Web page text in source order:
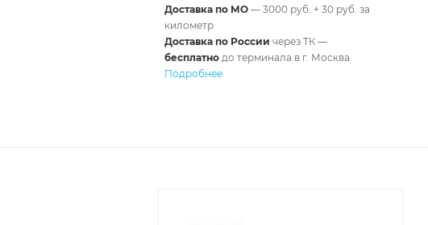
Доставка по МО— 3000 руб. + 30 руб. за
километр
Доставка по России через ТК —
бесплатнодо терминала в г. Москва
Подробнее